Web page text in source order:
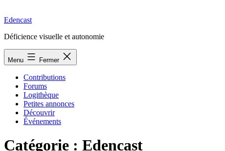
Edencast
Déficience visuelle et autonomie
Menu Fermer
Contributions
Forums
Logithèque
Petites annonces
Découvrir
Événements
Catégorie : Edencast